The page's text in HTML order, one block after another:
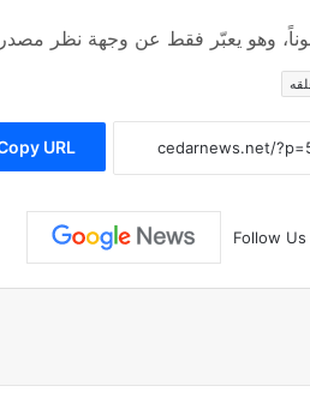
وهو يعبّر فقط عن وجهة نظر
URL
Follow Us